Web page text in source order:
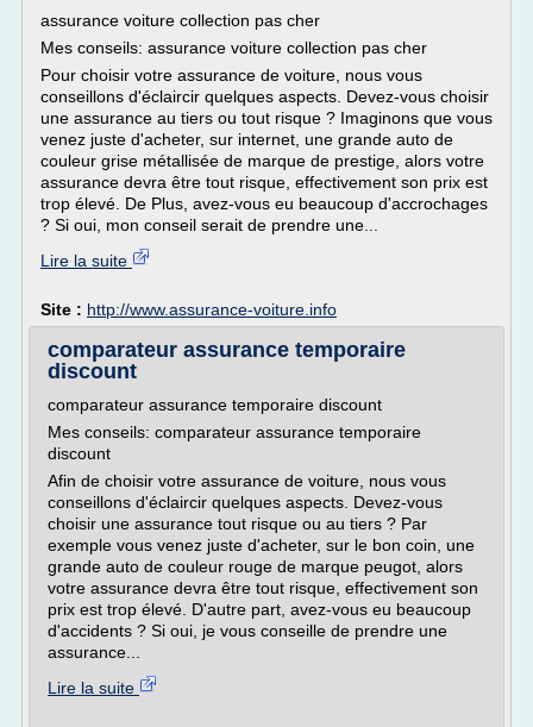
assurance voiture collection pas cher
Mes conseils: assurance voiture collection pas cher
Pour choisir votre assurance de voiture, nous vous
conseillons d'éclaircir quelques aspects. Devez-vous choisir
une assurance au tiers ou tout risque ? Imaginons que vous
venez juste d'acheter, sur internet, une grande auto de
couleur grise métallisée de marque de prestige, alors votre
assurance devra être tout risque, effectivement son prix est
trop élevé. De Plus, avez-vous eu beaucoup d'accrochages
? Si oui, mon conseil serait de prendre une...
Lire la suite
Site : http://www.assurance-voiture.info
comparateur assurance temporaire
discount
comparateur assurance temporaire discount
Mes conseils: comparateur assurance temporaire
discount
Afin de choisir votre assurance de voiture, nous vous
conseillons d'éclaircir quelques aspects. Devez-vous
choisir une assurance tout risque ou au tiers ? Par
exemple vous venez juste d'acheter, sur le bon coin, une
grande auto de couleur rouge de marque peugot, alors
votre assurance devra être tout risque, effectivement son
prix est trop élevé. D'autre part, avez-vous eu beaucoup
d'accidents ? Si oui, je vous conseille de prendre une
assurance...
Lire la suite